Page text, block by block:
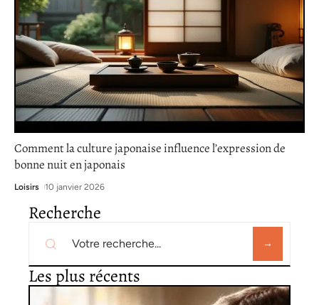
Comment la culture japonaise influence l’expression de
bonne nuit en japonais
Loisirs 10 janvier 2026
Recherche
Les plus récents